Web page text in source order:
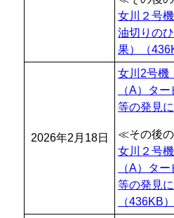
女川２号
油切りの
果）
（
2026年2月18日
女川2号
（A）タ
等の発見
≪その後
女川２号
（A）タ
等の発見
（436KB）